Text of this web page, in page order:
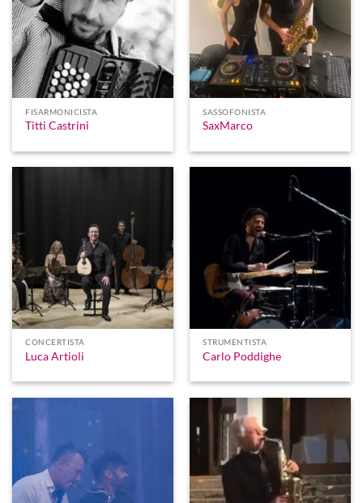
FISARMONICISTA
Titti Castrini
SASSOFONISTA
SaxMarco
CONCERTISTA
Luca Artioli
STRUMENTISTA
Carlo Poddighe